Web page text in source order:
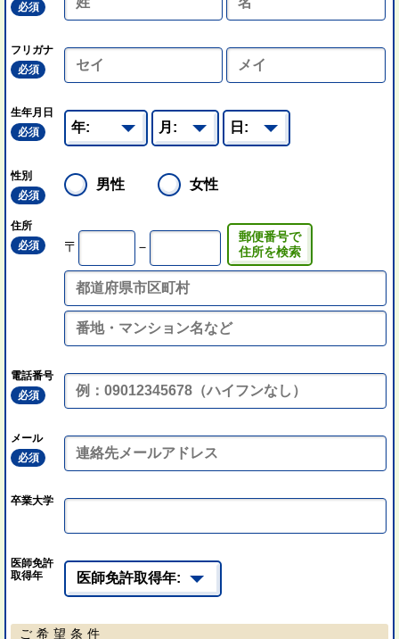
必須
フリガナ
必須
生年月日
必須
性別
必須
男性 女性
住所
必須
〒 －
郵便番号で
住所を検索
電話番号
必須
メール
必須
卒業大学
医師免許
取得年
ご希望条件